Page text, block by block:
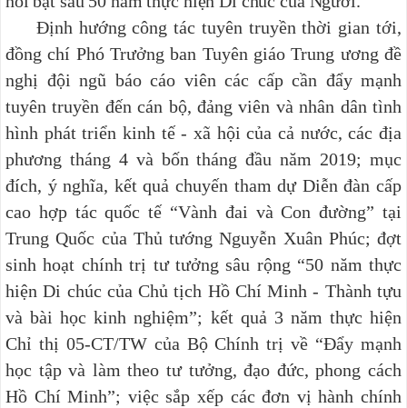
Định hướng công tác tuyên truyền thời gian tới,
đồng chí Phó Trưởng ban Tuyên giáo Trung ương đề
nghị đội ngũ báo cáo viên các cấp cần đẩy mạnh
tuyên truyền đến cán bộ, đảng viên và nhân dân tình
hình phát triển kinh tế - xã hội của cả nước, các địa
phương tháng 4 và bốn tháng đầu năm 2019; mục
đích, ý nghĩa, kết quả chuyến tham dự Diễn đàn cấp
cao hợp tác quốc tế “Vành đai và Con đường” tại
Trung Quốc của Thủ tướng Nguyễn Xuân Phúc; đợt
sinh hoạt chính trị tư tưởng sâu rộng “50 năm thực
hiện Di chúc của Chủ tịch Hồ Chí Minh - Thành tựu
và bài học kinh nghiệm”; kết quả 3 năm thực hiện
Chỉ thị 05-CT/TW của Bộ Chính trị về “Đẩy mạnh
học tập và làm theo tư tưởng, đạo đức, phong cách
Hồ Chí Minh”; việc sắp xếp các đơn vị hành chính